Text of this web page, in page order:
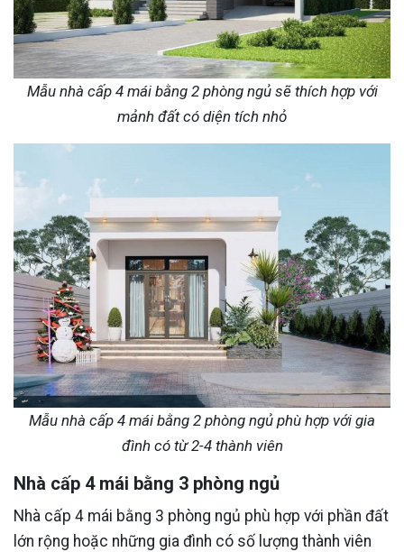
Mẫu nhà cấp 4 mái bằng 2 phòng ngủ sẽ thích hợp với
mảnh đất có diện tích nhỏ
Mẫu nhà cấp 4 mái bằng 2 phòng ngủ phù hợp với gia
đình có từ 2-4 thành viên
Nhà cấp 4 mái bằng 3 phòng ngủ
Nhà cấp 4 mái bằng 3 phòng ngủ phù hợp với phần đất
lớn rộng hoặc những gia đình có số lượng thành viên